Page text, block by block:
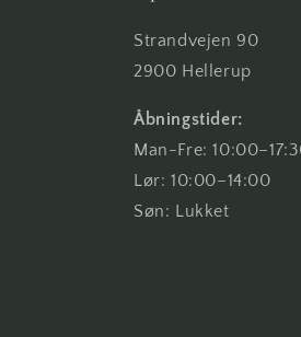
Strandvejen 90
2900 Hellerup
Åbningstider:
Man-Fre:
Lør: 10:00–14:00
Søn: Lukket